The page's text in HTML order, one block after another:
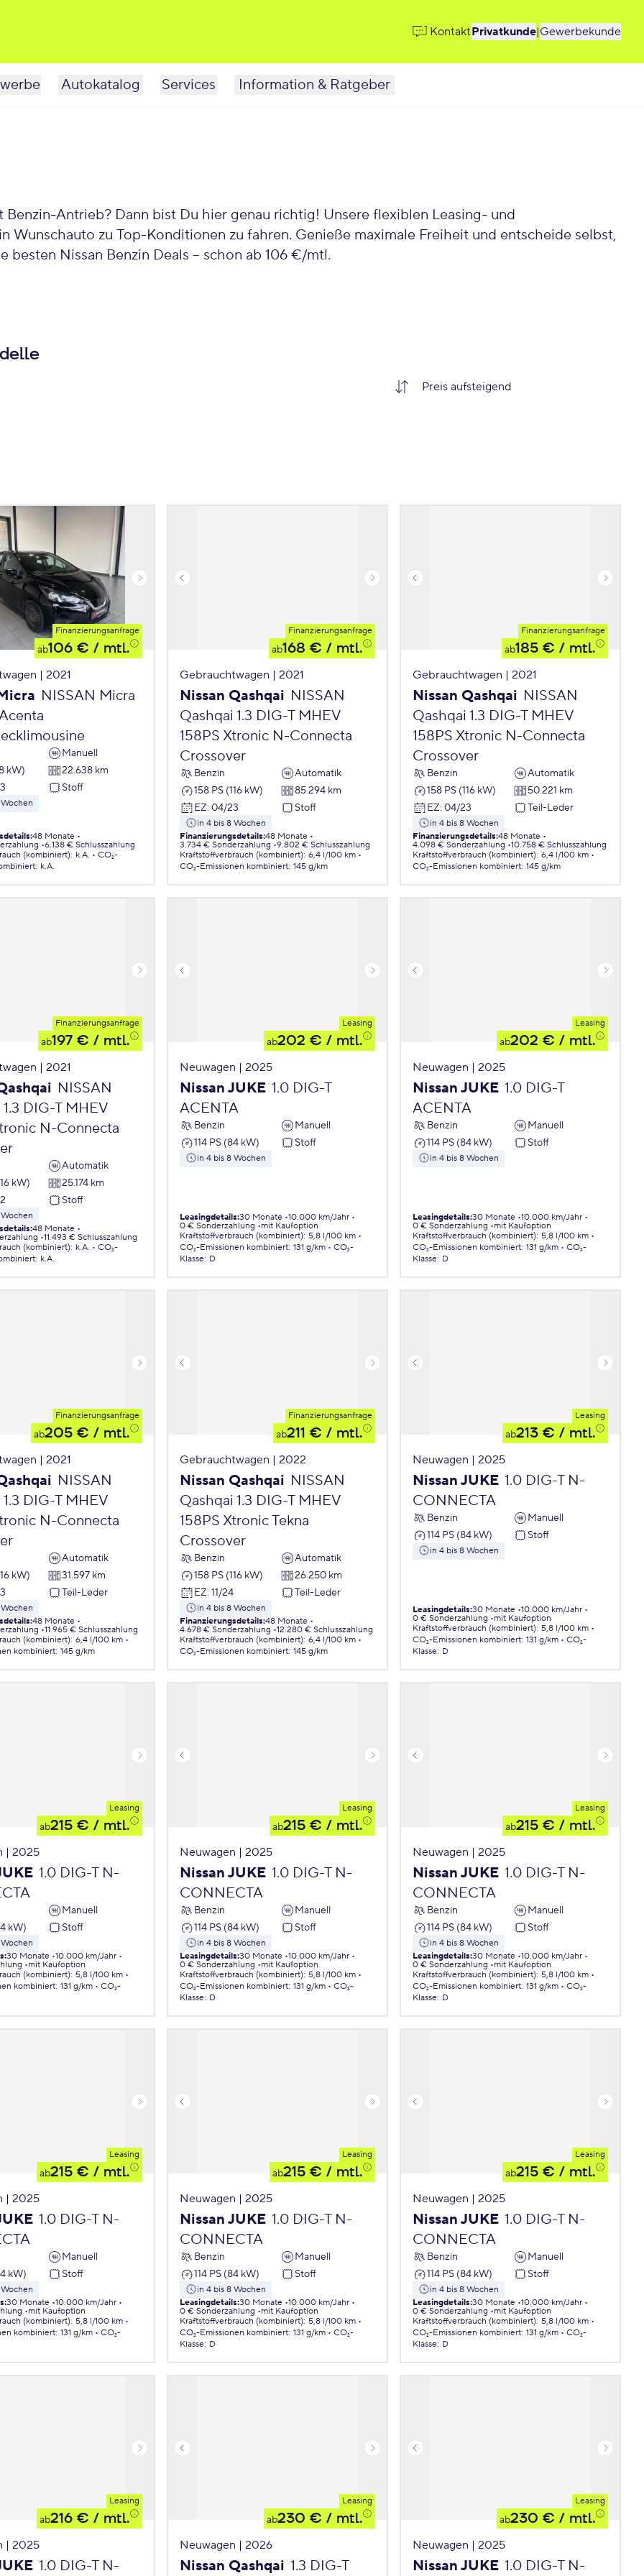
KontaktPrivatkunde|Gewerbekunde
Autokatalog Services Information & Ratgeber
Benzin-Antrieb? Dann bist Du hier genau richtig! Unsere flexiblen Leasing- und
Wunschauto zu Top-Konditionen zu fahren. Genieße maximale Freiheit und entscheide selbst,
Nissan Benzin Deals – schon ab 106 €/mtl.
Finanzierungsanfrage
ab106 € / mtl.
| 2021
NISSAN Micra
Manuell
kW)
22.638 km
Stoff
:48 Monate
6.138 € Schlusszahlung
(kombiniert): k.A.
CO₂-
: k.A.
Finanzierungsanfrage
ab168 € / mtl.
Gebrauchtwagen | 2021
Nissan Qashqai NISSAN
Qashqai 1.3 DIG-T MHEV
158PS Xtronic N-Connecta
Crossover
Benzin
Automatik
158 PS (116 kW)
85.294 km
EZ: 04/23 Stoff
in 4 bis 8 Wochen
Finanzierungsdetails:48 Monate
3.734 € Sonderzahlung 9.802 € Schlusszahlung
Kraftstoffverbrauch (kombiniert): 6,4 l/100 km
CO₂-Emissionen kombiniert: 145 g/km
Finanzierungsanfrage
ab185 € / mtl.
Gebrauchtwagen | 2021
Nissan Qashqai NISSAN
Qashqai 1.3 DIG-T MHEV
158PS Xtronic N-Connecta
Crossover
Benzin
Automatik
158 PS (116 kW)
50.221 km
EZ: 04/23 Teil-Leder
in 4 bis 8 Wochen
Finanzierungsdetails:48 Monate
4.098 € Sonderzahlung 10.758 € Schlusszahlung
Kraftstoffverbrauch (kombiniert): 6,4 l/100 km
CO₂-Emissionen kombiniert: 145 g/km
Finanzierungsanfrage
ab197 € / mtl.
| 2021
NISSAN
DIG-T MHEV
N-Connecta
Automatik
kW)
25.174 km
Stoff
:48 Monate
11.493 € Schlusszahlung
(kombiniert): k.A.
CO₂-
: k.A.
Leasing
ab202 € / mtl.
Neuwagen | 2025
Nissan JUKE 1.0 DIG-T
ACENTA
Benzin
Manuell
114 PS (84 kW)
Stoff
in 4 bis 8 Wochen
Leasingdetails:30 Monate 10.000 km/Jahr
0 € Sonderzahlung
mit Kaufoption
Kraftstoffverbrauch (kombiniert): 5,8 l/100 km
CO₂-Emissionen kombiniert: 131 g/km
CO₂-
Klasse: D
Leasing
ab202 € / mtl.
Neuwagen | 2025
Nissan JUKE 1.0 DIG-T
ACENTA
Benzin
Manuell
114 PS (84 kW)
Stoff
in 4 bis 8 Wochen
Leasingdetails:30 Monate 10.000 km/Jahr
0 € Sonderzahlung
mit Kaufoption
Kraftstoffverbrauch (kombiniert): 5,8 l/100 km
CO₂-Emissionen kombiniert: 131 g/km
CO₂-
Klasse: D
Finanzierungsanfrage
ab205 € / mtl.
| 2021
NISSAN
DIG-T MHEV
N-Connecta
Automatik
kW)
31.597 km
Teil-Leder
:48 Monate
11.965 € Schlusszahlung
(kombiniert): 6,4 l/100 km
kombiniert: 145 g/km
Finanzierungsanfrage
ab211 € / mtl.
Gebrauchtwagen | 2022
Nissan Qashqai NISSAN
Qashqai 1.3 DIG-T MHEV
158PS Xtronic Tekna
Crossover
Benzin
Automatik
158 PS (116 kW)
26.250 km
EZ: 11/24 Teil-Leder
in 4 bis 8 Wochen
Finanzierungsdetails:48 Monate
4.678 € Sonderzahlung 12.280 € Schlusszahlung
Kraftstoffverbrauch (kombiniert): 6,4 l/100 km
CO₂-Emissionen kombiniert: 145 g/km
Leasing
ab213 € / mtl.
Neuwagen | 2025
Nissan JUKE 1.0 DIG-T N-
CONNECTA
Benzin
Manuell
114 PS (84 kW)
Stoff
in 4 bis 8 Wochen
Leasingdetails:30 Monate 10.000 km/Jahr
0 € Sonderzahlung
mit Kaufoption
Kraftstoffverbrauch (kombiniert): 5,8 l/100 km
CO₂-Emissionen kombiniert: 131 g/km
CO₂-
Klasse: D
Leasing
ab215 € / mtl.
| 2025
1.0 DIG-T N-
Manuell
kW)
Stoff
:30 Monate 10.000 km/Jahr
mit Kaufoption
(kombiniert): 5,8 l/100 km
kombiniert: 131 g/km
CO₂-
Leasing
ab215 € / mtl.
Neuwagen | 2025
Nissan JUKE 1.0 DIG-T N-
CONNECTA
Benzin
Manuell
114 PS (84 kW)
Stoff
in 4 bis 8 Wochen
Leasingdetails:30 Monate 10.000 km/Jahr
0 € Sonderzahlung
mit Kaufoption
Kraftstoffverbrauch (kombiniert): 5,8 l/100 km
CO₂-Emissionen kombiniert: 131 g/km
CO₂-
Klasse: D
Leasing
ab215 € / mtl.
Neuwagen | 2025
Nissan JUKE 1.0 DIG-T N-
CONNECTA
Benzin
Manuell
114 PS (84 kW)
Stoff
in 4 bis 8 Wochen
Leasingdetails:30 Monate 10.000 km/Jahr
0 € Sonderzahlung
mit Kaufoption
Kraftstoffverbrauch (kombiniert): 5,8 l/100 km
CO₂-Emissionen kombiniert: 131 g/km
CO₂-
Klasse: D
Leasing
ab215 € / mtl.
| 2025
1.0 DIG-T N-
Manuell
kW)
Stoff
:30 Monate 10.000 km/Jahr
mit Kaufoption
(kombiniert): 5,8 l/100 km
kombiniert: 131 g/km
CO₂-
Leasing
ab215 € / mtl.
Neuwagen | 2025
Nissan JUKE 1.0 DIG-T N-
CONNECTA
Benzin
Manuell
114 PS (84 kW)
Stoff
in 4 bis 8 Wochen
Leasingdetails:30 Monate 10.000 km/Jahr
0 € Sonderzahlung
mit Kaufoption
Kraftstoffverbrauch (kombiniert): 5,8 l/100 km
CO₂-Emissionen kombiniert: 131 g/km
CO₂-
Klasse: D
Leasing
ab215 € / mtl.
Neuwagen | 2025
Nissan JUKE 1.0 DIG-T N-
CONNECTA
Benzin
Manuell
114 PS (84 kW)
Stoff
in 4 bis 8 Wochen
Leasingdetails:30 Monate 10.000 km/Jahr
0 € Sonderzahlung
mit Kaufoption
Kraftstoffverbrauch (kombiniert): 5,8 l/100 km
CO₂-Emissionen kombiniert: 131 g/km
CO₂-
Klasse: D
Leasing
ab216 € / mtl.
| 2025
1.0 DIG-T N-
Leasing
ab230 € / mtl.
Neuwagen | 2026
Nissan Qashqai 1.3 DIG-T
Leasing
ab230 € / mtl.
Neuwagen | 2025
Nissan JUKE 1.0 DIG-T N-